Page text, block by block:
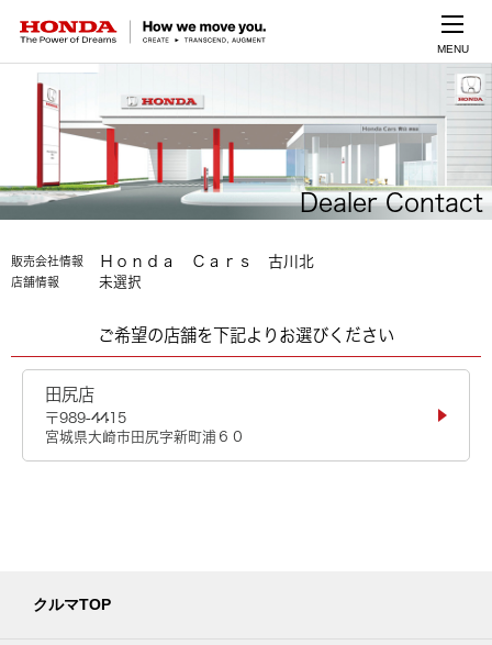
MENU
Dealer Contact
販売会社情報 Ｈｏｎｄａ Ｃａｒｓ 古川北
店舗情報 未選択
ご希望の店舗を下記よりお選びください
田尻店
〒989-4415
宮城県大崎市田尻字新町浦６０
クルマTOP